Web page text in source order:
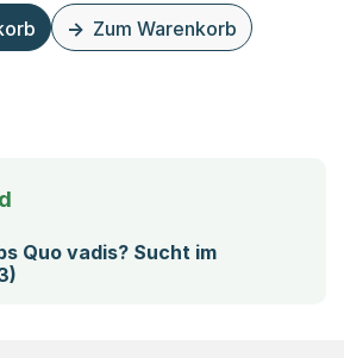
Zum Warenkorb
Quo vadis? Sucht im